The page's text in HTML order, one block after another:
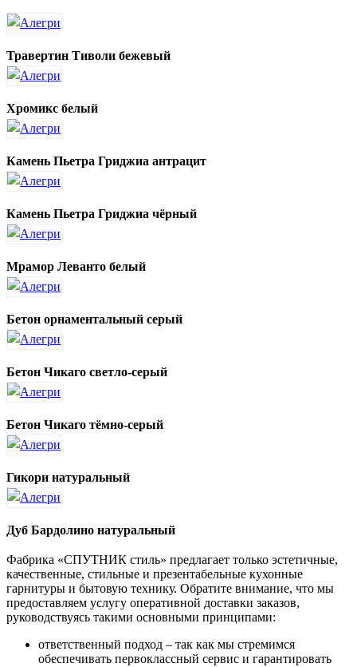
Травертин Тиволи бежевый
Хромикс белый
Камень Пьетра Гриджиа антрацит
Камень Пьетра Гриджиа чёрный
Мрамор Леванто белый
Бетон орнаментальный серый
Бетон Чикаго светло-серый
Бетон Чикаго тёмно-серый
Гикори натуральный
Дуб Бардолино натуральный
Фабрика «СПУТНИК стиль» предлагает только эстетичные,
качественные, стильные и презентабельные кухонные
гарнитуры и бытовую технику. Обратите внимание, что мы
предоставляем услугу оперативной доставки заказов,
руководствуясь такими основными принципами:
ответственный подход – так как мы стремимся
обеспечивать первоклассный сервис и гарантировать